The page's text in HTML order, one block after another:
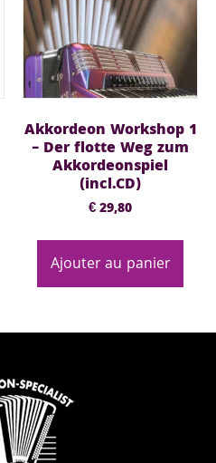
Akkordeon Workshop 1
– Der flotte Weg zum
Akkordeonspiel
(incl.CD)
€29,80
Ajouter au panier